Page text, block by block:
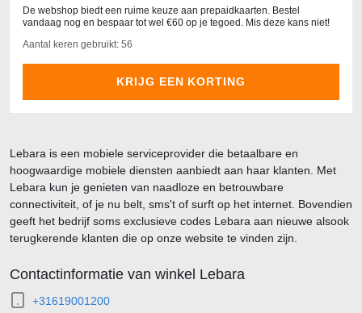
De webshop biedt een ruime keuze aan prepaidkaarten. Bestel
vandaag nog en bespaar tot wel €60 op je tegoed. Mis deze kans niet!
Aantal keren gebruikt: 56
KRIJG EEN KORTING
Lebara is een mobiele serviceprovider die betaalbare en
hoogwaardige mobiele diensten aanbiedt aan haar klanten. Met
Lebara kun je genieten van naadloze en betrouwbare
connectiviteit, of je nu belt, sms't of surft op het internet. Bovendien
geeft het bedrijf soms exclusieve codes Lebara aan nieuwe alsook
terugkerende klanten die op onze website te vinden zijn.
Contactinformatie van winkel Lebara
+31619001200